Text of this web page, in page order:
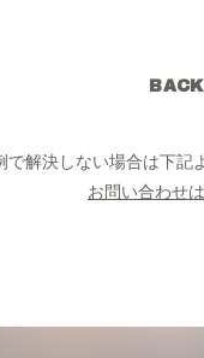
BACK
で解決しない場合は下記
お問い合わせ